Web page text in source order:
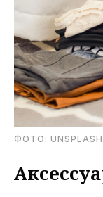
ФОТО: UNSPLASH